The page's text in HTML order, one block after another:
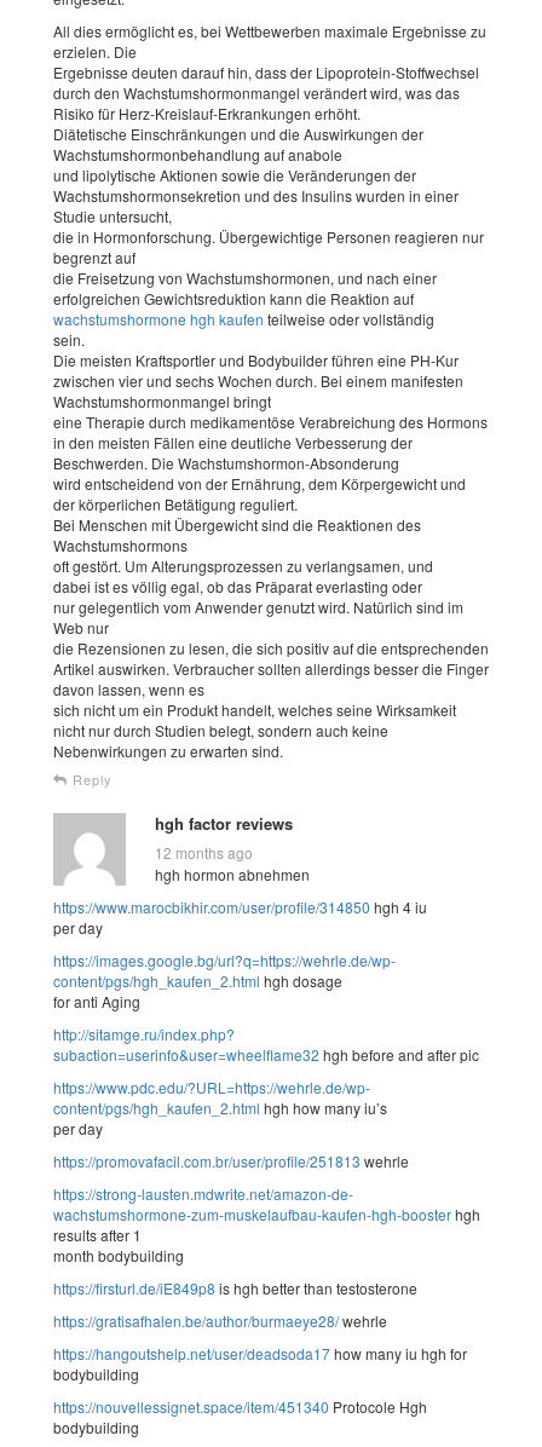
All dies ermöglicht es, bei Wettbewerben maximale Ergebnisse zu
erzielen. Die
Ergebnisse deuten darauf hin, dass der Lipoprotein-Stoffwechsel
durch den Wachstumshormonmangel verändert wird, was das
Risiko für Herz-Kreislauf-Erkrankungen erhöht.
Diätetische Einschränkungen und die Auswirkungen der
Wachstumshormonbehandlung auf anabole
und lipolytische Aktionen sowie die Veränderungen der
Wachstumshormonsekretion und des Insulins wurden in einer
Studie untersucht,
die in Hormonforschung. Übergewichtige Personen reagieren nur
begrenzt auf
die Freisetzung von Wachstumshormonen, und nach einer
erfolgreichen Gewichtsreduktion kann die Reaktion auf
wachstumshormone hgh kaufen teilweise oder vollständig
sein.
Die meisten Kraftsportler und Bodybuilder führen eine PH-Kur
zwischen vier und sechs Wochen durch. Bei einem manifesten
Wachstumshormonmangel bringt
eine Therapie durch medikamentöse Verabreichung des Hormons
in den meisten Fällen eine deutliche Verbesserung der
Beschwerden. Die Wachstumshormon-Absonderung
wird entscheidend von der Ernährung, dem Körpergewicht und
der körperlichen Betätigung reguliert.
Bei Menschen mit Übergewicht sind die Reaktionen des
Wachstumshormons
oft gestört. Um Alterungsprozessen zu verlangsamen, und
dabei ist es völlig egal, ob das Präparat everlasting oder
nur gelegentlich vom Anwender genutzt wird. Natürlich sind im
Web nur
die Rezensionen zu lesen, die sich positiv auf die entsprechenden
Artikel auswirken. Verbraucher sollten allerdings besser die Finger
davon lassen, wenn es
sich nicht um ein Produkt handelt, welches seine Wirksamkeit
nicht nur durch Studien belegt, sondern auch keine
Nebenwirkungen zu erwarten sind.
Reply
hgh factor reviews
12 months ago
hgh hormon abnehmen
https://www.marocbikhir.com/user/profile/314850 hgh 4 iu
per day
https://images.google.bg/url?q=https://wehrle.de/wp-
content/pgs/hgh_kaufen_2.html hgh dosage
for anti Aging
http://sitamge.ru/index.php?
subaction=userinfo&user=wheelflame32 hgh before and after pic
https://www.pdc.edu/?URL=https://wehrle.de/wp-
content/pgs/hgh_kaufen_2.html hgh how many iu’s
per day
https://promovafacil.com.br/user/profile/251813 wehrle
https://strong-lausten.mdwrite.net/amazon-de-
wachstumshormone-zum-muskelaufbau-kaufen-hgh-boosterhgh
results after 1
month bodybuilding
https://firsturl.de/iE849p8 is hgh better than testosterone
https://gratisafhalen.be/author/burmaeye28/wehrle
https://hangoutshelp.net/user/deadsoda17how many iu hgh for
bodybuilding
https://nouvellessignet.space/item/451340 Protocole Hgh
bodybuilding